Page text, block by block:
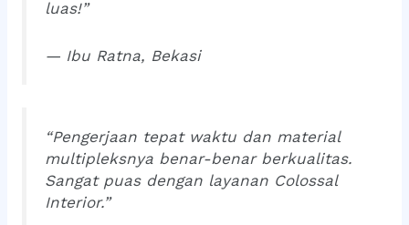
luas!”
— Ibu Ratna, Bekasi
“Pengerjaan tepat waktu dan material
multipleksnya benar-benar berkualitas.
Sangat puas dengan layanan Colossal
Interior.”